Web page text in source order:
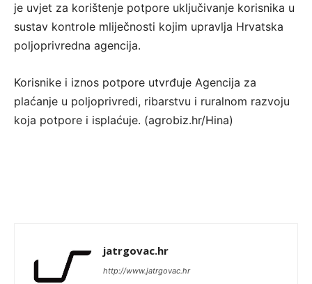
je uvjet za korištenje potpore uključivanje korisnika u
sustav kontrole mliječnosti kojim upravlja Hrvatska
poljoprivredna agencija.
Korisnike i iznos potpore utvrđuje Agencija za
plaćanje u poljoprivredi, ribarstvu i ruralnom razvoju
koja potpore i isplaćuje. (agrobiz.hr/Hina)
jatrgovac.hr
http://www.jatrgovac.hr